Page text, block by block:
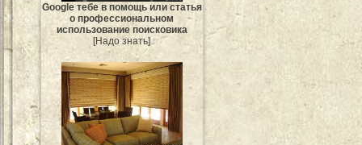
Google тебе в помощь или статья
о профессиональном
использование поисковика
[Надо знать]